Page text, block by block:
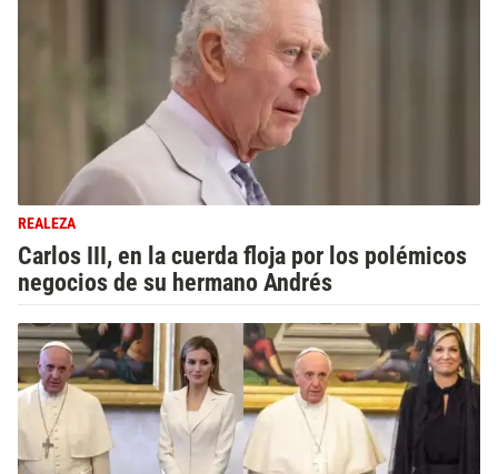
REALEZA
Carlos III, en la cuerda floja por los polémicos
negocios de su hermano Andrés